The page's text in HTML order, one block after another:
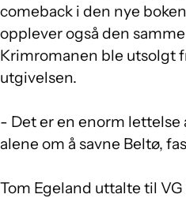
comeback i den nye
opplever også den
Krimromanen ble utsolgt
utgivelsen.
- Det er en enorm
alene om å savne Beltø,
Tom Egeland uttalte til